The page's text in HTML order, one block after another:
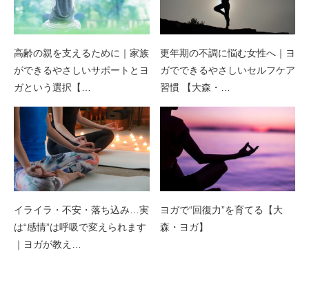
高齢の親を支えるために｜家族
ができるやさしいサポートとヨ
ガという選択【…
更年期の不調に悩む女性へ｜ヨ
ガでできるやさしいセルフケア
習慣 【大森・…
イライラ・不安・落ち込み…実
は“感情”は呼吸で変えられます
｜ヨガが教え…
ヨガで“回復力”を育てる【大
森・ヨガ】